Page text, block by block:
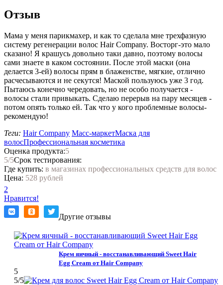
Отзыв
Мама у меня парикмахер, и как то сделала мне трехфазную
систему регенерации волос Hair Company. Восторг-это мало
сказано! Я крашусь довольно таки давно, поэтому волосы
сами знаете в каком состоянии. После этой маски (она
делается 3-ей) волосы прям в блаженстве, мягкие, отлично
расчесываются и не секутся! Маской пользуюсь уже 3 год.
Пытаюсь конечно чередовать, но не особо получается -
волосы стали привыкать. Сделаю перерыв на пару месяцев -
потом опять только ей. Так что у кого проблемные волосы-
рекомендую!
Теги: Hair Company Масс-маркетМаска для
волосПрофессиональная косметика
Оценка продукта:5
5/5Срок тестирования:
Где купить: в магазинах профессиональных средств для волос
Цена: 528 рублей
2
Нравится!
Другие отзывы
Крем яичный - восстанавливающий Sweet Hair
Egg Cream от Hair Company
5
5/5